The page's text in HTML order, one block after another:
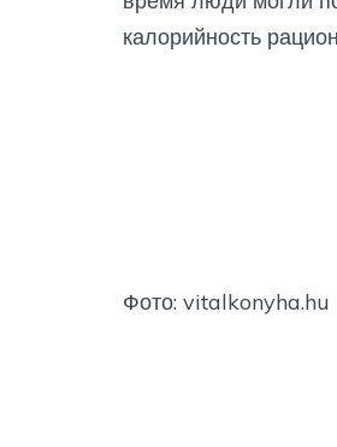
калорийность
Фото: vitalkonyha.hu